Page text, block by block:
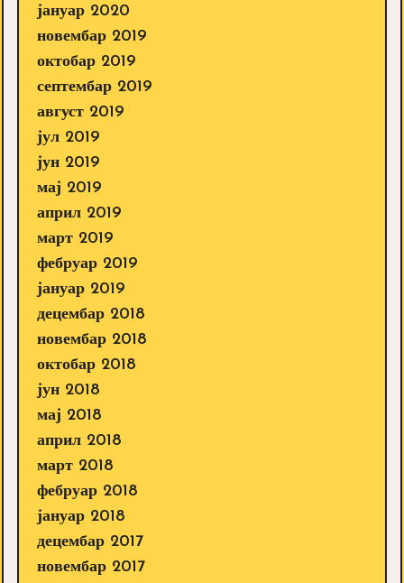
јануар 2020
новембар 2019
октобар 2019
септембар 2019
август 2019
јул 2019
јун 2019
мај 2019
април 2019
март 2019
фебруар 2019
јануар 2019
децембар 2018
новембар 2018
октобар 2018
јун 2018
мај 2018
април 2018
март 2018
фебруар 2018
јануар 2018
децембар 2017
новембар 2017